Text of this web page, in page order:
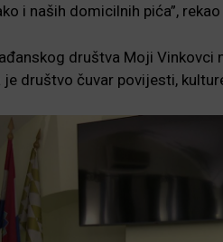
i naših domicilnih pića”, rekao
društva Moji
društvo čuvar povijesti,